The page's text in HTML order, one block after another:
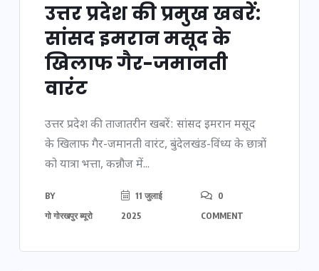
उत्तर प्रदेश की प्रमुख खबरें:
सांसद इमरान मसूद के
खिलाफ गैर-जमानती
वारंट
उत्तर प्रदेश की ताजातरीन खबरें: सांसद इमरान मसूद
के खिलाफ गैर-जमानती वारंट, बुंदेलखंड-विंध्य के छात्रों
को यात्रा भत्ता, कन्नौज में...
BY
गो गोरखपुर ब्यूरो
11 जुलाई
2025
0
COMMENT